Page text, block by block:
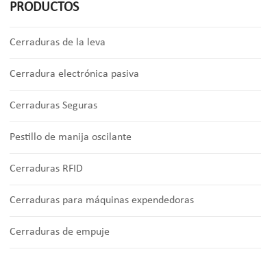
PRODUCTOS
Cerraduras de la leva
Cerradura electrónica pasiva
Cerraduras Seguras
Pestillo de manija oscilante
Cerraduras RFID
Cerraduras para máquinas expendedoras
Cerraduras de empuje